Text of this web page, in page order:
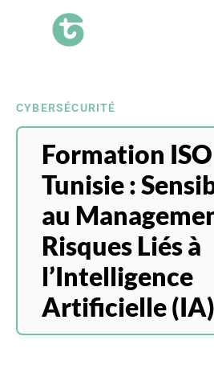
CYBERSÉCURITÉ
Formation
Tunisie :
au
Risques Liés à
l’Intelligence
Artificielle (IA)